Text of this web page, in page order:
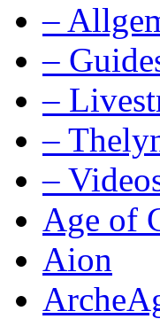
–
–
–
–
–
Age of
Aion